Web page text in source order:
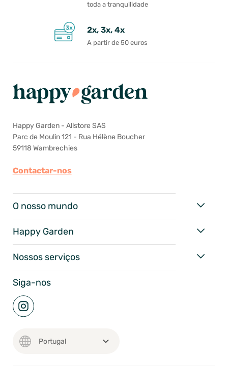
toda a tranquilidade
2x, 3x, 4x
A partir de 50 euros
Happy Garden - Allstore SAS
Parc de Moulin 121 - Rua Hélène Boucher
59118 Wambrechies
Contactar-nos
O nosso mundo
Happy Garden
Nossos serviços
Siga-nos